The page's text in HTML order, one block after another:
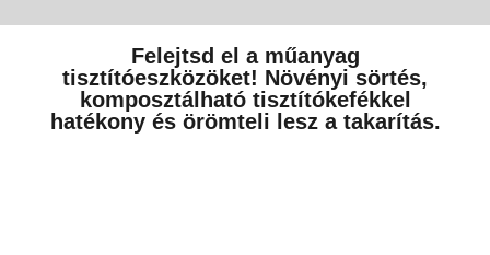
Felejtsd el a műanyag
tisztítóeszközöket! Növényi sörtés,
komposztálható tisztítókefékkel
hatékony és örömteli lesz a takarítás.